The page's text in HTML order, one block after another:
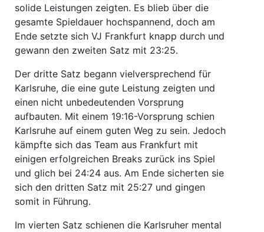
solide Leistungen zeigten. Es blieb über die
gesamte Spieldauer hochspannend, doch am
Ende setzte sich VJ Frankfurt knapp durch und
gewann den zweiten Satz mit 23:25.
Der dritte Satz begann vielversprechend für
Karlsruhe, die eine gute Leistung zeigten und
einen nicht unbedeutenden Vorsprung
aufbauten. Mit einem 19:16-Vorsprung schien
Karlsruhe auf einem guten Weg zu sein. Jedoch
kämpfte sich das Team aus Frankfurt mit
einigen erfolgreichen Breaks zurück ins Spiel
und glich bei 24:24 aus. Am Ende sicherten sie
sich den dritten Satz mit 25:27 und gingen
somit in Führung.
Im vierten Satz schienen die Karlsruher mental